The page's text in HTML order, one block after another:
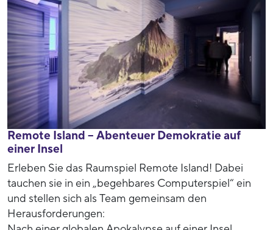
Remote Island – Abenteuer Demokratie auf
einer Insel
Erleben Sie das Raumspiel Remote Island! Dabei
tauchen sie in ein „begehbares Computerspiel“ ein
und stellen sich als Team gemeinsam den
Herausforderungen: